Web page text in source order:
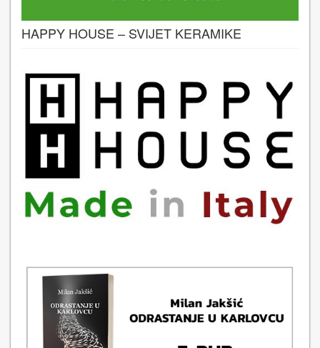
HAPPY HOUSE – SVIJET KERAMIKE